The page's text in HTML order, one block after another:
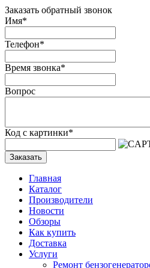
Заказать обратный звонок
Имя*
Телефон*
Время звонка*
Вопрос
Код с картинки*
Заказать
Главная
Каталог
Производители
Новости
Обзоры
Как купить
Доставка
Услуги
Ремонт